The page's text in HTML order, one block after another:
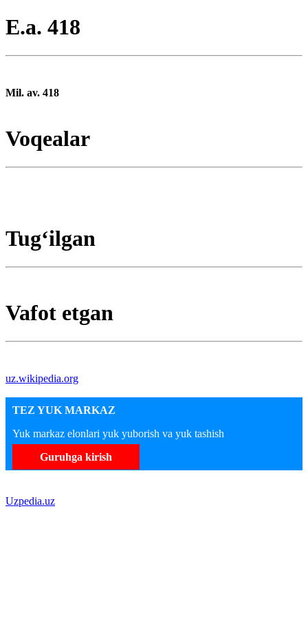
E.a. 418
Mil. av. 418
Voqealar
Tugʻilgan
Vafot etgan
uz.wikipedia.org
TEZ YUK MARKAZ
Yuk markaz elonlari yuk yuborish va yuk tashish
Guruhga kirish
Uzpedia.uz